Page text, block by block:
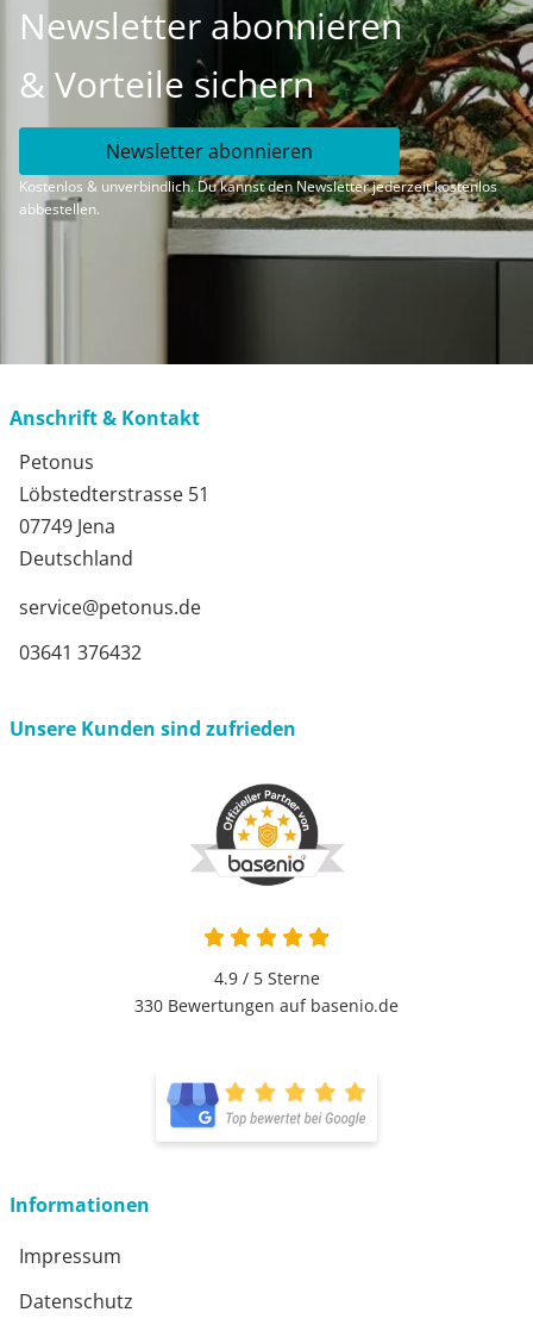
Newsletter abonnieren
& Vorteile sichern
Newsletter abonnieren
Kostenlos & unverbindlich. Du kannst den Newsletter jederzeit kostenlos
abbestellen.
Anschrift & Kontakt
Petonus
Löbstedterstrasse 51
07749 Jena
Deutschland
service@petonus.de
03641 376432
Unsere Kunden sind zufrieden
4.9 von 5
4.9 / 5Sterne
330 Bewertungen auf basenio.de
öffnet in neuem Fenster
Informationen
Impressum
Datenschutz